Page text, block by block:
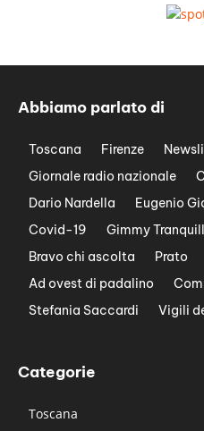
Abbiamo parlato di
Toscana Firenze
Giornale radio nazionale
Dario Nardella
Eugenio
Covid-19
Gimmy
Bravo chi ascolta
Prato
Ad ovest di padalino
Stefania Saccardi
Vigili
Categorie
Toscana